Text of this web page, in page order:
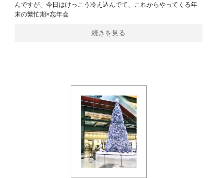
んですが、今日はけっこう冷え込んでて、これからやってくる年
末の繁忙期×忘年会
続きを見る